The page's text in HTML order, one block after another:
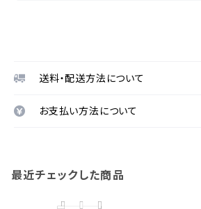
送料・配送方法について
お支払い方法について
最近チェックした商品